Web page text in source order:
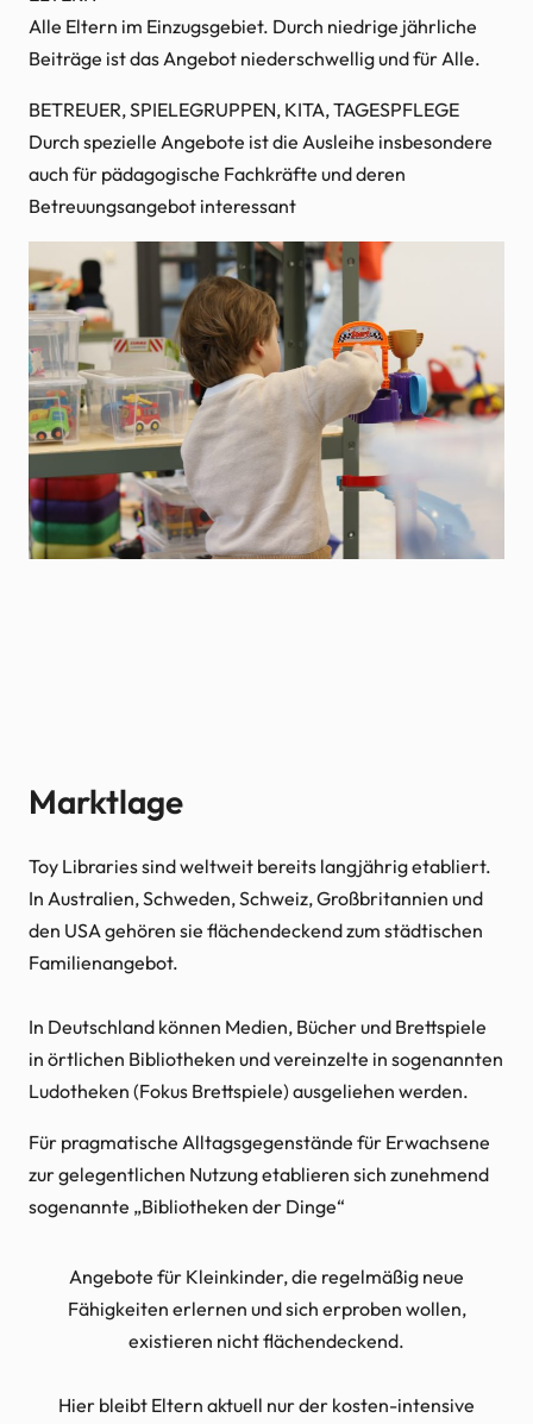
Alle Eltern im Einzugsgebiet. Durch niedrige jährliche
Beiträge ist das Angebot niederschwellig und für Alle.
BETREUER, SPIELEGRUPPEN, KITA, TAGESPFLEGE
Durch spezielle Angebote ist die Ausleihe insbesondere
auch für pädagogische Fachkräfte und deren
Betreuungsangebot interessant
Marktlage
Toy Libraries sind weltweit bereits langjährig etabliert.
In Australien, Schweden, Schweiz, Großbritannien und
den USA gehören sie flächendeckend zum städtischen
Familienangebot.
In Deutschland können Medien, Bücher und Brettspiele
in örtlichen Bibliotheken und vereinzelte in sogenannten
Ludotheken (Fokus Brettspiele) ausgeliehen werden.
Für pragmatische Alltagsgegenstände für Erwachsene
zur gelegentlichen Nutzung etablieren sich zunehmend
sogenannte „Bibliotheken der Dinge“
Angebote für Kleinkinder, die regelmäßig neue
Fähigkeiten erlernen und sich erproben wollen,
existieren nicht flächendeckend.
Hier bleibt Eltern aktuell nur der kosten-intensive